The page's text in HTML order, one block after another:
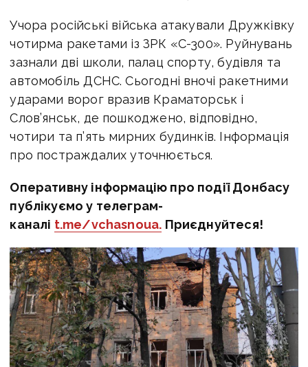
Учора російські війська атакували Дружківку
чотирма ракетами із ЗРК «С-300». Руйнувань
зазнали дві школи, палац спорту, будівля та
автомобіль ДСНС. Сьогодні вночі ракетними
ударами ворог вразив Краматорськ і
Слов’янськ, де пошкоджено, відповідно,
чотири та п’ять мирних будинків. Інформація
про постраждалих уточнюється.
Оперативну інформацію про події Донбасу
публікуємо у телеграм-
каналі t.me/vchasnoua. Приєднуйтеся!